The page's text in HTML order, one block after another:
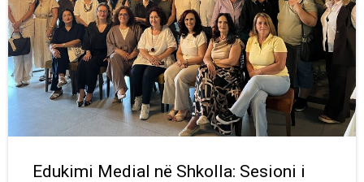
Edukimi Medial në Shkolla: Sesioni i